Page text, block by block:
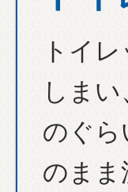
トイ
しま
のぐ
のま